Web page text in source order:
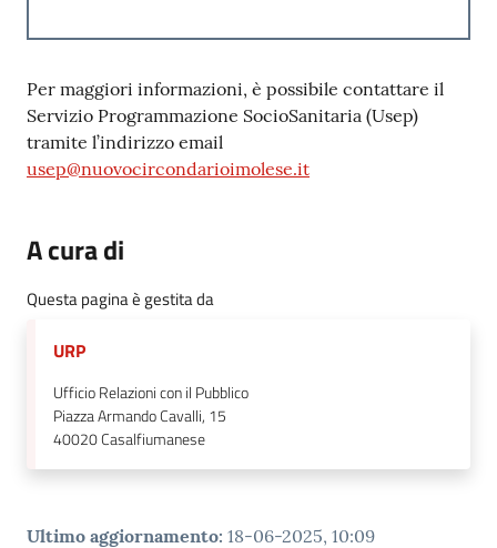
Per maggiori informazioni, è possibile contattare il
Servizio Programmazione SocioSanitaria (Usep)
tramite l’indirizzo email
usep@nuovocircondarioimolese.it
A cura di
Questa pagina è gestita da
URP
Ufficio Relazioni con il Pubblico
Piazza Armando Cavalli, 15
40020Casalfiumanese
Ultimo aggiornamento: 18-06-2025, 10:09